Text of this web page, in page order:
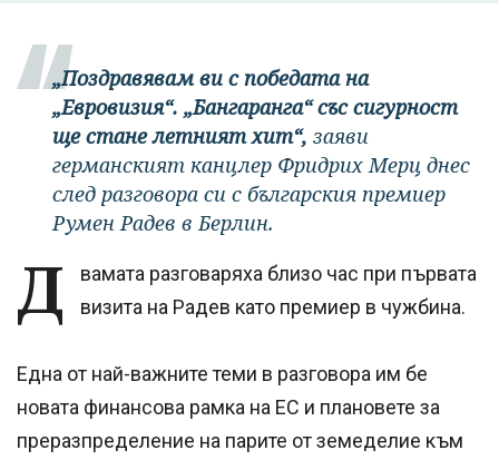
„Поздравявам ви с победата на
„Евровизия“. „Бангаранга“ със сигурност
ще стане летният хит“, заяви
германският канцлер Фридрих Мерц днес
след разговора си с българския премиер
Румен Радев в Берлин.
Д
вамата разговаряха близо час при първата
визита на Радев като премиер в чужбина.
Една от най-важните теми в разговора им бе
новата финансова рамка на ЕС и плановете за
преразпределение на парите от земеделие към